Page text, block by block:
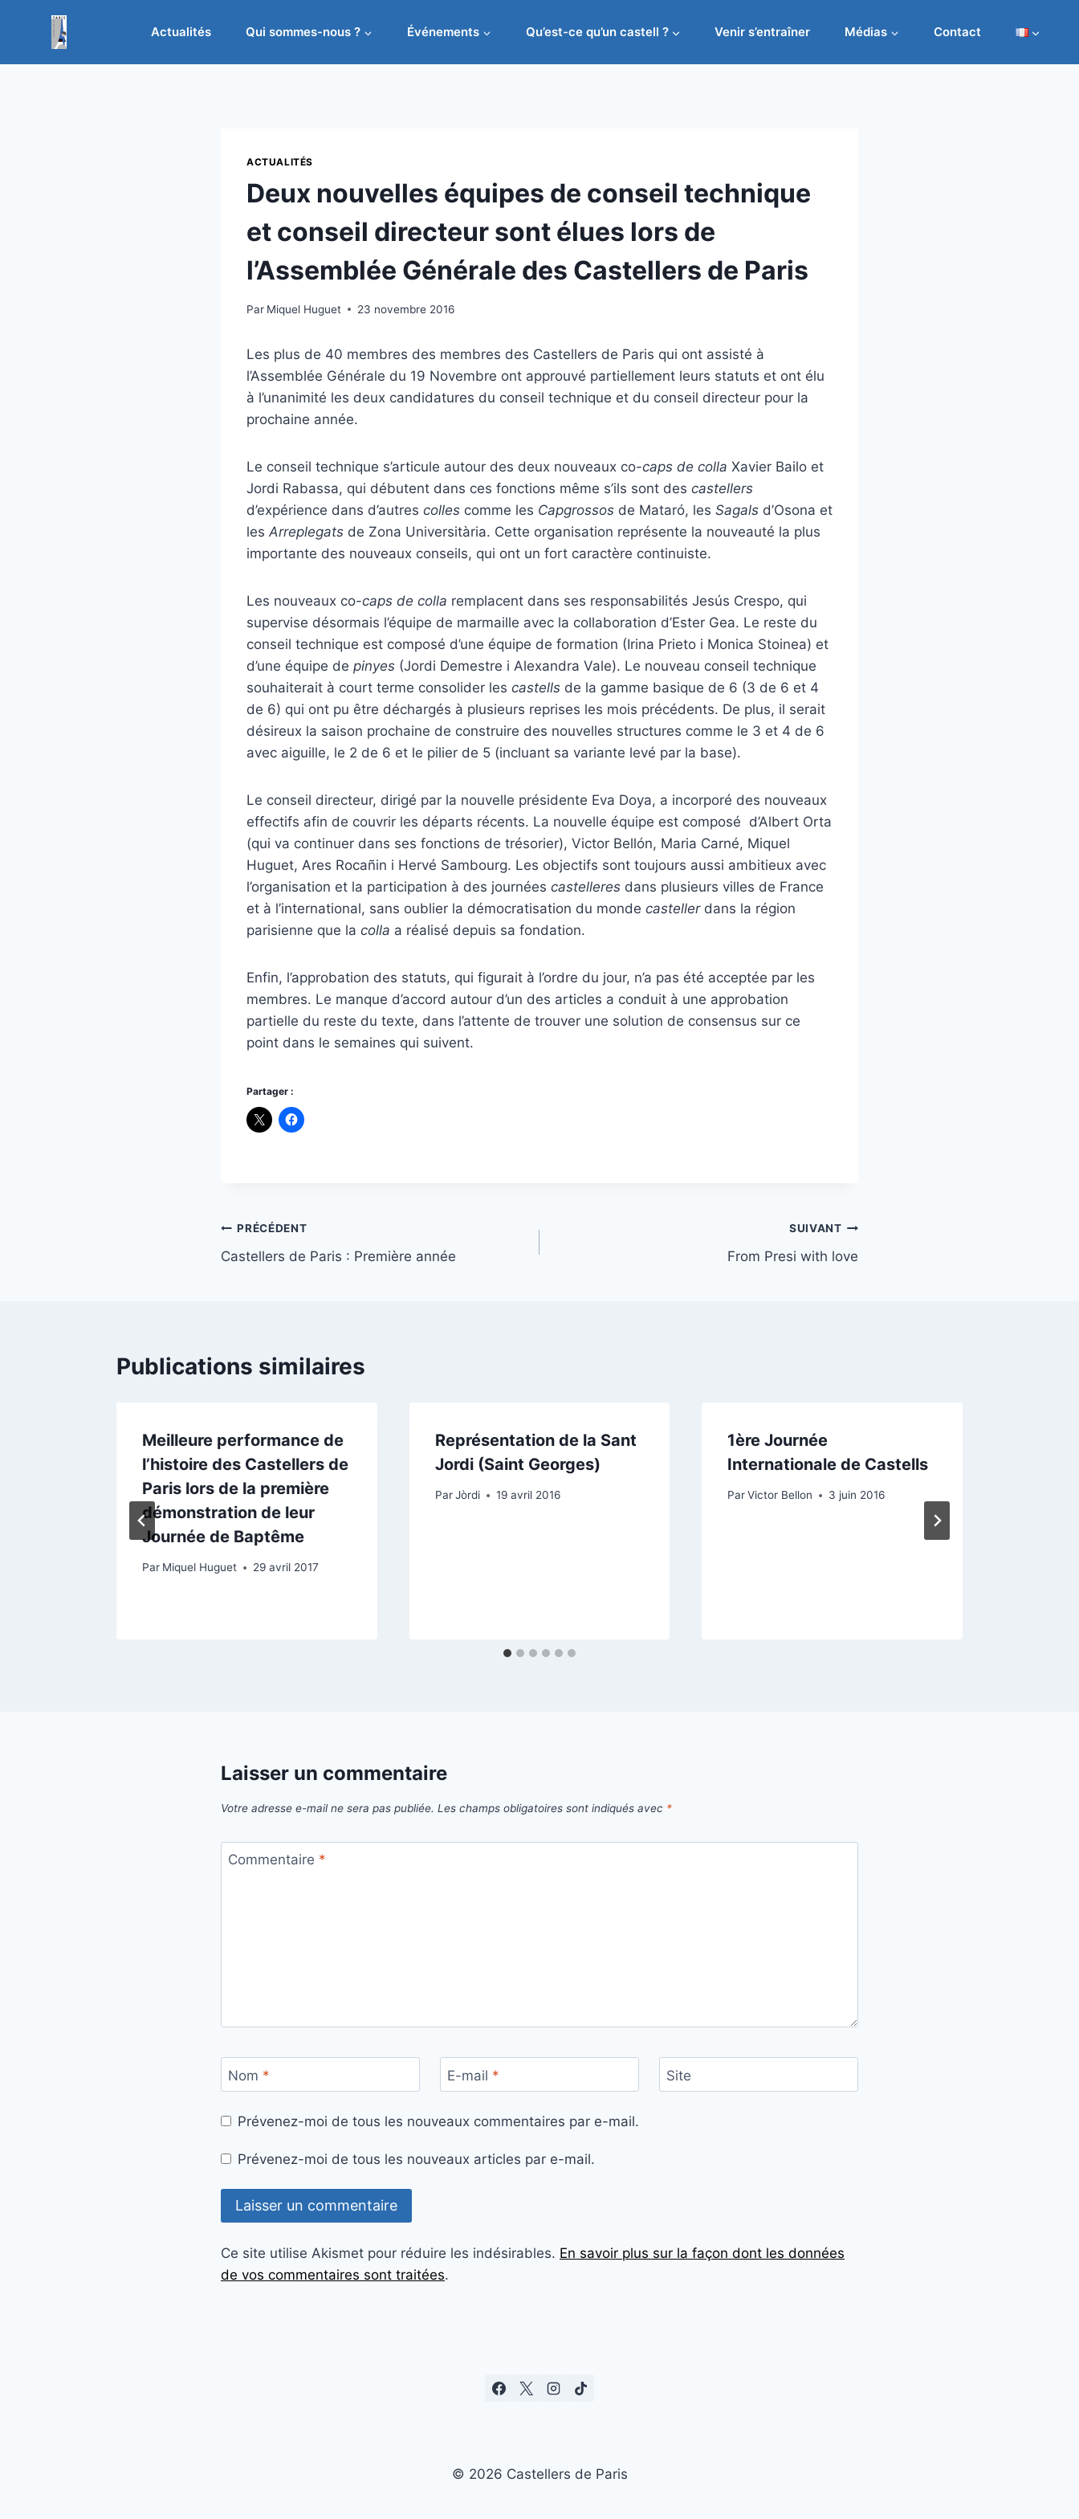
Actualités Qui sommes-nous ? Événements Qu’est-ce qu’un castell ? Venir s’entraîner Médias Contact
ACTUALITÉS
Deux nouvelles équipes de conseil technique
et conseil directeur sont élues lors de
l’Assemblée Générale des Castellers de Paris
Par Miquel Huguet 23 novembre 2016
Les plus de 40 membres des membres des Castellers de Paris qui ont assisté à
l’Assemblée Générale du 19 Novembre ont approuvé partiellement leurs statuts et ont élu
à l’unanimité les deux candidatures du conseil technique et du conseil directeur pour la
prochaine année.
Le conseil technique s’articule autour des deux nouveaux co-caps de colla Xavier Bailo et
Jordi Rabassa, qui débutent dans ces fonctions même s’ils sont des castellers
d’expérience dans d’autres colles comme les Capgrossos de Mataró, les Sagals d’Osona et
les Arreplegats de Zona Universitària. Cette organisation représente la nouveauté la plus
importante des nouveaux conseils, qui ont un fort caractère continuiste.
Les nouveaux co-caps de colla remplacent dans ses responsabilités Jesús Crespo, qui
supervise désormais l’équipe de marmaille avec la collaboration d’Ester Gea. Le reste du
conseil technique est composé d’une équipe de formation (Irina Prieto i Monica Stoinea) et
d’une équipe de pinyes (Jordi Demestre i Alexandra Vale). Le nouveau conseil technique
souhaiterait à court terme consolider les castells de la gamme basique de 6 (3 de 6 et 4
de 6) qui ont pu être déchargés à plusieurs reprises les mois précédents. De plus, il serait
désireux la saison prochaine de construire des nouvelles structures comme le 3 et 4 de 6
avec aiguille, le 2 de 6 et le pilier de 5 (incluant sa variante levé par la base).
Le conseil directeur, dirigé par la nouvelle présidente Eva Doya, a incorporé des nouveaux
effectifs afin de couvrir les départs récents. La nouvelle équipe est composé d’Albert Orta
(qui va continuer dans ses fonctions de trésorier), Victor Bellón, Maria Carné, Miquel
Huguet, Ares Rocañin i Hervé Sambourg. Les objectifs sont toujours aussi ambitieux avec
l’organisation et la participation à des journées castelleres dans plusieurs villes de France
et à l’international, sans oublier la démocratisation du monde castellerdans la région
parisienne que la colla a réalisé depuis sa fondation.
Enfin, l’approbation des statuts, qui figurait à l’ordre du jour, n’a pas été acceptée par les
membres. Le manque d’accord autour d’un des articles a conduit à une approbation
partielle du reste du texte, dans l’attente de trouver une solution de consensus sur ce
point dans le semaines qui suivent.
Partager :
Navigation
de
PRÉCÉDENT
Castellers de Paris : Première année
SUIVANT
From Presi with love
Publications similaires
Meilleure performance de
l’histoire des Castellers de
Paris lors de la première
démonstration de leur
Journée de Baptême
Par Miquel Huguet 29 avril 2017
Représentation de la Sant
Jordi (Saint Georges)
Par Jòrdi 19 avril 2016
1ère Journée
Internationale de Castells
Par Victor Bellon 3 juin 2016
Laisser un commentaire
Votre adresse e-mail ne sera pas publiée. Les champs obligatoires sont indiqués avec *
Commentaire *
Nom * E-mail * Site
Prévenez-moi de tous les nouveaux commentaires par e-mail.
Prévenez-moi de tous les nouveaux articles par e-mail.
Ce site utilise Akismet pour réduire les indésirables. En savoir plus sur la façon dont les données
de vos commentaires sont traitées.
© 2026 Castellers de Paris